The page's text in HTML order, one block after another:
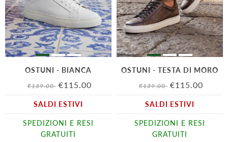
OSTUNI - BIANCA
€139.00 €115.00
SALDI ESTIVI
SPEDIZIONI E RESI
GRATUITI
OSTUNI - TESTA DI MORO
€139.00 €115.00
SALDI ESTIVI
SPEDIZIONI E RESI
GRATUITI